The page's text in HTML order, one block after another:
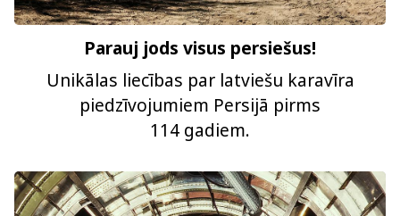
Parauj jods visus persiešus!
Unikālas liecības par latviešu karavīra
piedzīvojumiem Persijā pirms
114 gadiem.